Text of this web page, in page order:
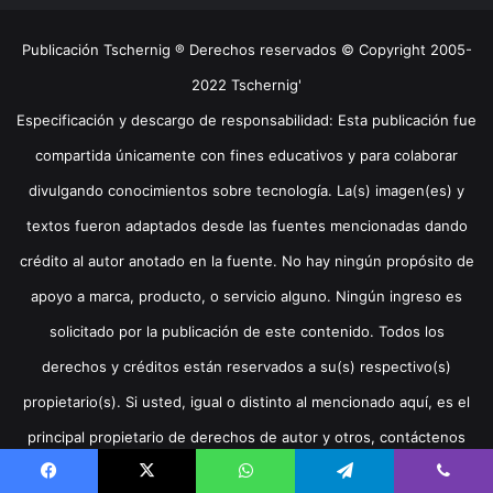
Publicación Tschernig ® Derechos reservados © Copyright 2005-
2022 Tschernig'
Especificación y descargo de responsabilidad: Esta publicación fue
compartida únicamente con fines educativos y para colaborar
divulgando conocimientos sobre tecnología. La(s) imagen(es) y
textos fueron adaptados desde las fuentes mencionadas dando
crédito al autor anotado en la fuente. No hay ningún propósito de
apoyo a marca, producto, o servicio alguno. Ningún ingreso es
solicitado por la publicación de este contenido. Todos los
derechos y créditos están reservados a su(s) respectivo(s)
propietario(s). Si usted, igual o distinto al mencionado aquí, es el
principal propietario de derechos de autor y otros, contáctenos
para publicar la información corregida o para eliminar el contenido.